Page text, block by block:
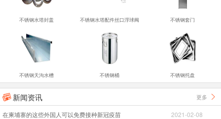
不锈钢水塔封盖 不锈钢水塔配件丝口浮球阀 不锈钢套门
不锈钢天沟水槽 不锈钢桶 不锈钢托盘
 新闻资讯 更多 
在柬埔寨的这些外国人可以免费接种新冠疫苗 2021-02-08